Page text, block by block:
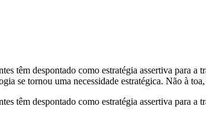
têm despontado como estratégia assertiva para
se tornou uma necessidade estratégica. Não à
têm despontado como estratégia assertiva para a